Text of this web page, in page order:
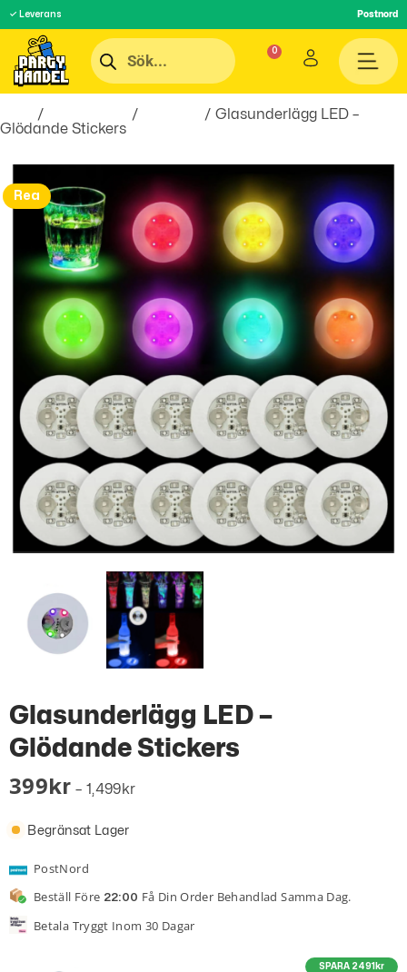
✓ Leverans Postnord
/ /
/ Glasunderlägg LED –
Glödande Stickers
Rea
Glasunderlägg LED –
Glödande Stickers
399 Kr – 1,499Kr
Begränsat Lager
PostNord
Beställ Före 22:00 Få Din Order Behandlad Samma Dag.
Betala Tryggt Inom 30 Dagar
SPARA 2491kr